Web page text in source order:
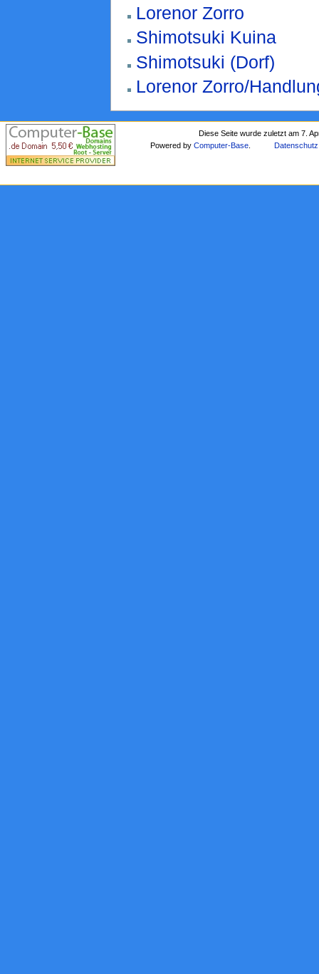
Lorenor Zorro
Shimotsuki Kuina
Shimotsuki (Dorf)
Lorenor Zorro/
Diese Seite wurde zuletzt am 7.
Powered byComputer-Base Datenschutz